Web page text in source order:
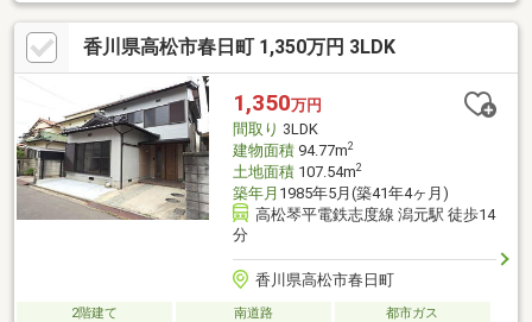
香川県高松市春日町 1,350万円 3LDK
1,350万円
間取り 3LDK
建物面積94.77m2
土地面積107.54m2
築年月 1985年5月(築41年4ヶ月)
高松琴平電鉄志度線 潟元駅 徒歩14
分
香川県高松市春日町
2階建て 南道路
都市ガス